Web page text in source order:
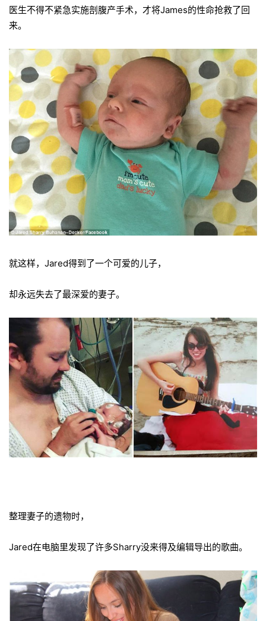
医生不得不紧急实施剖腹产手术，才将James的性命抢救了回
来。
就这样，Jared得到了一个可爱的儿子，
却永远失去了最深爱的妻子。
整理妻子的遗物时，
Jared在电脑里发现了许多Sharry没来得及编辑导出的歌曲。